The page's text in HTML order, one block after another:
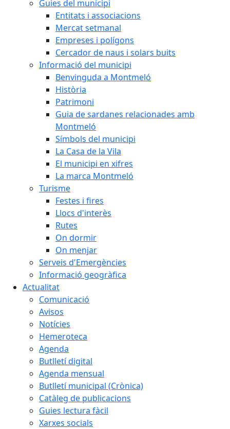
Guies del municipi
Entitats i associacions
Mercat setmanal
Empreses i polígons
Cercador de naus i solars buits
Informació del municipi
Benvinguda a Montmeló
Història
Patrimoni
Guia de sardanes relacionades amb
Montmeló
Símbols del municipi
La Casa de la Vila
El municipi en xifres
La marca Montmeló
Turisme
Festes i fires
Llocs d'interès
Rutes
On dormir
On menjar
Serveis d'Emergències
Informació geogràfica
Actualitat
Comunicació
Avisos
Notícies
Hemeroteca
Agenda
Butlletí digital
Agenda mensual
Butlletí municipal (Crònica)
Catàleg de publicacions
Guies lectura fàcil
Xarxes socials